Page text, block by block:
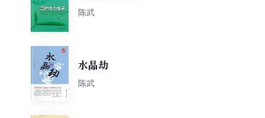
陈武
水晶劫
陈武